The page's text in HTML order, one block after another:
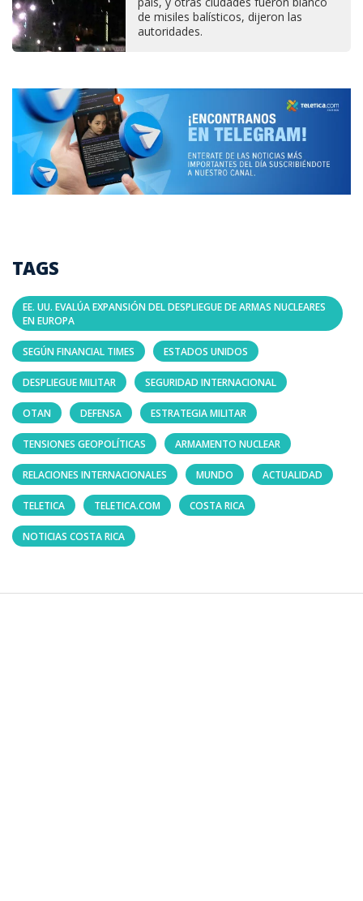
de misiles balísticos, dijeron las
autoridades.
TAGS
EE. UU. EVALÚA EXPANSIÓN DEL DESPLIEGUE DE ARMAS NUCLEARES
EN EUROPA
SEGÚN FINANCIAL TIMES ESTADOS UNIDOS
DESPLIEGUE MILITAR SEGURIDAD INTERNACIONAL
OTAN DEFENSA ESTRATEGIA MILITAR
TENSIONES GEOPOLÍTICAS ARMAMENTO NUCLEAR
RELACIONES INTERNACIONALES MUNDO ACTUALIDAD
TELETICA TELETICA.COM COSTA RICA
NOTICIAS COSTA RICA